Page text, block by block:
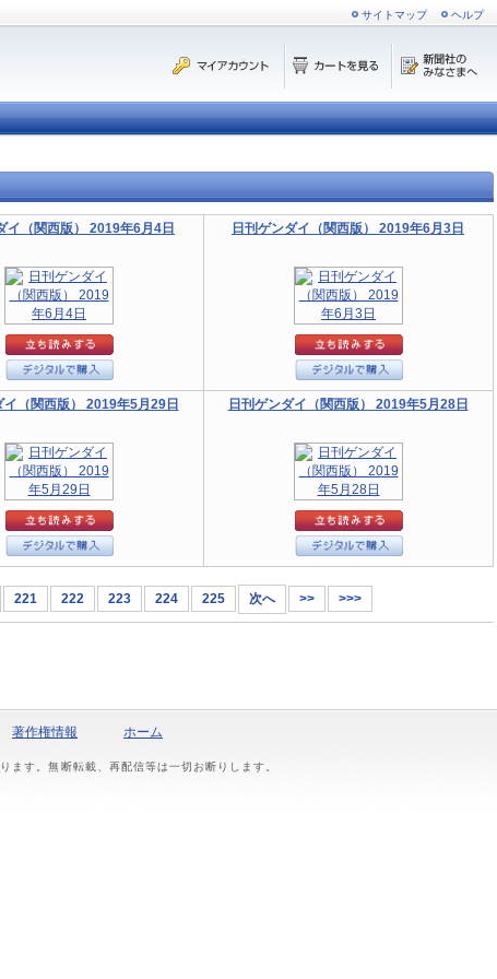
サイトマップ ヘルプ
イ（関西版） 2019年6月4日 日刊ゲンダイ（関西版） 2019年6月3日
イ（関西版） 2019年5月29日 日刊ゲンダイ（関西版） 2019年5月28日
221 222 223 224 225 次へ >> >>>
著作権情報 ホーム
す。無断転載、再配信等は一切お断りします。